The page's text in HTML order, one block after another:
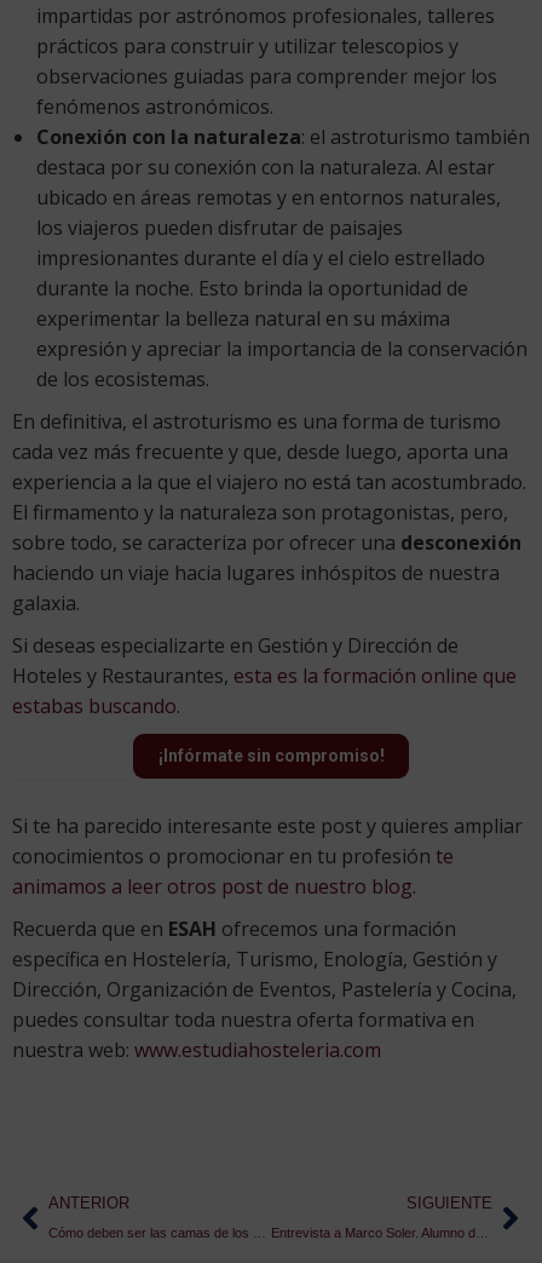
impartidas por astrónomos profesionales, talleres
prácticos para construir y utilizar telescopios y
observaciones guiadas para comprender mejor los
fenómenos astronómicos.
Conexión con la naturaleza: el astroturismo también
destaca por su conexión con la naturaleza. Al estar
ubicado en áreas remotas y en entornos naturales,
los viajeros pueden disfrutar de paisajes
impresionantes durante el día y el cielo estrellado
durante la noche. Esto brinda la oportunidad de
experimentar la belleza natural en su máxima
expresión y apreciar la importancia de la conservación
de los ecosistemas.
En definitiva, el astroturismo es una forma de turismo
cada vez más frecuente y que, desde luego, aporta una
experiencia a la que el viajero no está tan acostumbrado.
El firmamento y la naturaleza son protagonistas, pero,
sobre todo, se caracteriza por ofrecer una desconexión
haciendo un viaje hacia lugares inhóspitos de nuestra
galaxia.
Si deseas especializarte en Gestión y Dirección de
Hoteles y Restaurantes, esta es la formación online que
estabas buscando.
¡Infórmate sin compromiso!
Si te ha parecido interesante este post y quieres ampliar
conocimientos o promocionar en tu profesión te
animamos a leer otros post de nuestro blog.
Recuerda que en ESAH ofrecemos una formación
específica en Hostelería, Turismo, Enología, Gestión y
Dirección, Organización de Eventos, Pastelería y Cocina,
puedes consultar toda nuestra oferta formativa en
nuestra web: www.estudiahosteleria.com
ANTERIOR SIGUIENTE
Entrevista a Marco Soler. Alumno del Máster en Gastronomía